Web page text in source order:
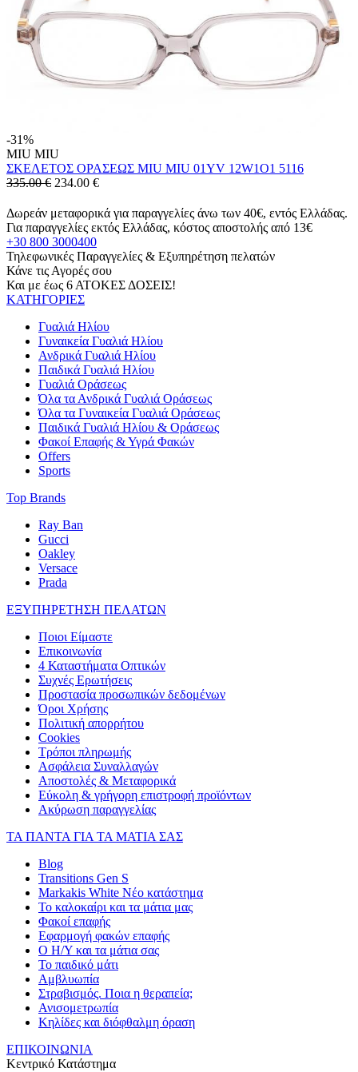
-31%
MIU MIU
ΣΚΕΛΕΤΟΣ ΟΡΑΣΕΩΣ MIU MIU 01YV 12W1O1 5116
335.00 € 234.00 €
Δωρεάν μεταφορικά για παραγγελίες άνω των 40€, εντός Ελλάδας.
Για παραγγελίες εκτός Ελλάδας, κόστος αποστολής από 13€
+30 800 3000400
Τηλεφωνικές Παραγγελίες & Εξυπηρέτηση πελατών
Κάνε τις Αγορές σου
Και με έως 6 ΑΤΟΚΕΣ ΔΟΣΕΙΣ!
ΚΑΤΗΓΟΡΙΕΣ
Γυαλιά Ηλίου
Γυναικεία Γυαλιά Ηλίου
Ανδρικά Γυαλιά Ηλίου
Παιδικά Γυαλιά Ηλίου
Γυαλιά Οράσεως
Όλα τα Ανδρικά Γυαλιά Οράσεως
Όλα τα Γυναικεία Γυαλιά Οράσεως
Παιδικά Γυαλιά Ηλίου & Οράσεως
Φακοί Επαφής & Υγρά Φακών
Offers
Sports
Top Brands
Ray Ban
Gucci
Oakley
Versace
Prada
ΕΞΥΠΗΡΕΤΗΣΗ ΠΕΛΑΤΩΝ
Ποιοι Είμαστε
Επικοινωνία
4 Καταστήματα Οπτικών
Συχνές Ερωτήσεις
Προστασία προσωπικών δεδομένων
Όροι Χρήσης
Πολιτική απορρήτου
Cookies
Τρόποι πληρωμής
Ασφάλεια Συναλλαγών
Αποστολές & Μεταφορικά
Εύκολη & γρήγορη επιστροφή προϊόντων
Ακύρωση παραγγελίας
ΤΑ ΠΑΝΤΑ ΓΙΑ ΤΑ ΜΑΤΙΑ ΣΑΣ
Blog
Transitions Gen S
Markakis White Νέο κατάστημα
Το καλοκαίρι και τα μάτια μας
Φακοί επαφής
Εφαρμογή φακών επαφής
Ο Η/Υ και τα μάτια σας
Το παιδικό μάτι
Αμβλυωπία
Στραβισμός. Ποια η θεραπεία;
Ανισομετρωπία
Κηλίδες και διόφθαλμη όραση
ΕΠΙΚΟΙΝΩΝΙΑ
Κεντρικό Κατάστημα